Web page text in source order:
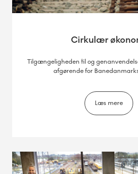
Cirkulær
Tilgængeligheden til og
afgørende for
Læs mere